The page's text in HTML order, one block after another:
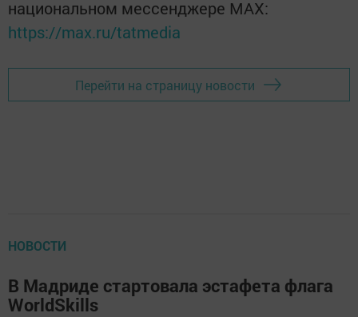
национальном мессенджере MАХ:
https://max.ru/tatmedia
Перейти на страницу новости
НОВОСТИ
В Мадриде стартовала эстафета флага
WorldSkills